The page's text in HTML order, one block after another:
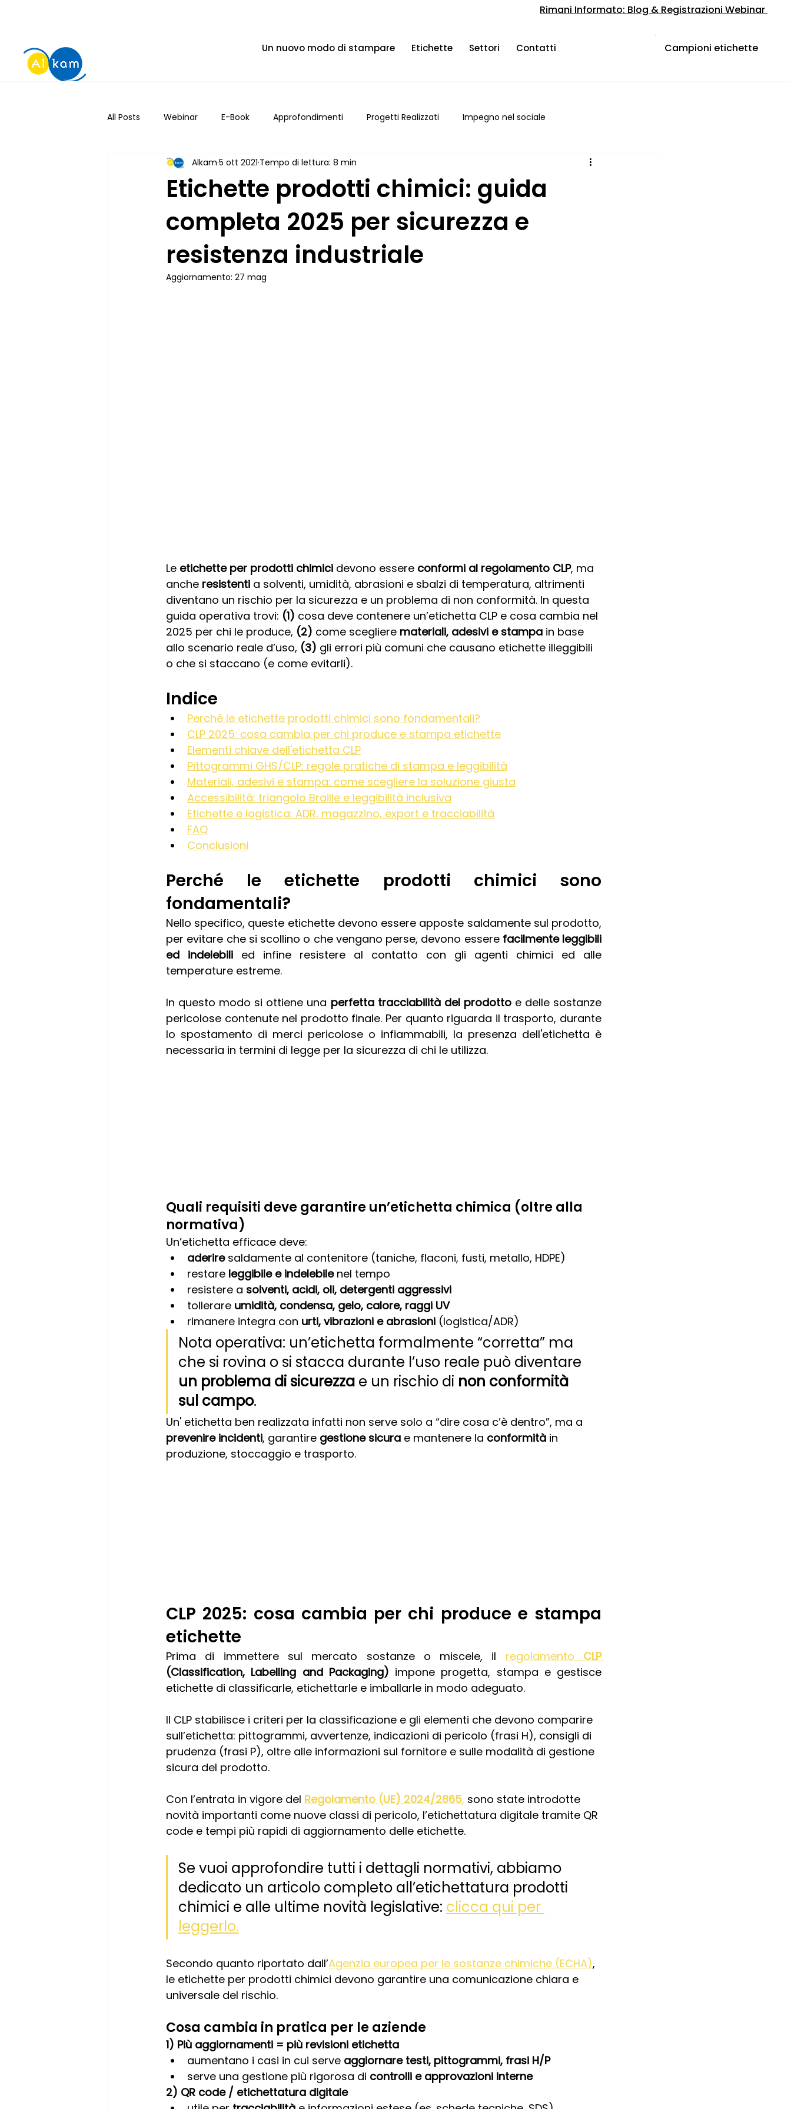
Rimani Informato: Blog & Registrazioni Webinar
Un nuovo modo di stampare Etichette Settori Contatti Campioni etichette
All Posts Webinar E-Book Approfondimenti Progetti Realizzati Impegno nel sociale
Etichette prodotti chimici: guida
completa 2025 per sicurezza e
resistenza industriale
Alkam 5 ott 2021 Tempo di lettura: 8 min
Aggiornamento: 27 mag
Le etichette per prodotti chimici devono essere conformi al regolamento CLP, ma
anche resistenti a solventi, umidità, abrasioni e sbalzi di temperatura, altrimenti
diventano un rischio per la sicurezza e un problema di non conformità. In questa
guida operativa trovi: (1) cosa deve contenere un’etichetta CLP e cosa cambia nel
2025 per chi le produce, (2) come scegliere materiali, adesivi e stampa in base
allo scenario reale d’uso, (3) gli errori più comuni che causano etichette illeggibili
o che si staccano (e come evitarli).
Indice
Perché le etichette prodotti chimici sono fondamentali?
CLP 2025: cosa cambia per chi produce e stampa etichette
Elementi chiave dell'etichetta CLP
Pittogrammi GHS/CLP: regole pratiche di stampa e leggibilità
Materiali, adesivi e stampa: come scegliere la soluzione giusta
Accessibilità: triangolo Braille e leggibilità inclusiva
Etichette e logistica: ADR, magazzino, export e tracciabilità
FAQ
Conclusioni
Perché le etichette prodotti chimici sono
fondamentali?
Nello specifico, queste etichette devono essere apposte saldamente sul prodotto,
per evitare che si scollino o che vengano perse, devono essere facilmente leggibili
ed indelebili ed infine resistere al contatto con gli agenti chimici ed alle
temperature estreme.
In questo modo si ottiene una perfetta tracciabilità del prodotto e delle sostanze
pericolose contenute nel prodotto finale. Per quanto riguarda il trasporto, durante
lo spostamento di merci pericolose o infiammabili, la presenza dell'etichetta è
necessaria in termini di legge per la sicurezza di chi le utilizza.
Quali requisiti deve garantire un’etichetta chimica (oltre alla
normativa)
Un’etichetta efficace deve:
aderire saldamente al contenitore (taniche, flaconi, fusti, metallo, HDPE)
restare leggibile e indelebile nel tempo
resistere a solventi, acidi, oli, detergenti aggressivi
tollerare umidità, condensa, gelo, calore, raggi UV
rimanere integra con urti, vibrazioni e abrasioni (logistica/ADR)
Nota operativa: un’etichetta formalmente “corretta” ma
che si rovina o si stacca durante l’uso reale può diventare
un problema di sicurezza e un rischio di non conformità
sul campo.
Un' etichetta ben realizzata infatti non serve solo a “dire cosa c’è dentro”, ma a
prevenire incidenti, garantire gestione sicura e mantenere la conformità in
produzione, stoccaggio e trasporto.
CLP 2025: cosa cambia per chi produce e stampa
etichette
Prima di immettere sul mercato sostanze o miscele, il regolamento
CLP
(Classification, Labelling and Packaging) impone progetta, stampa e gestisce
etichette di classificarle, etichettarle e imballarle in modo adeguato.
Il CLP stabilisce i criteri per la classificazione e gli elementi che devono comparire
sull’etichetta: pittogrammi, avvertenze, indicazioni di pericolo (frasi H), consigli di
prudenza (frasi P), oltre alle informazioni sul fornitore e sulle modalità di gestione
sicura del prodotto.
Con l’entrata in vigore del Regolamento (UE) 2024/2865, sono state introdotte
novità importanti come nuove classi di pericolo, l’etichettatura digitale tramite QR
code e tempi più rapidi di aggiornamento delle etichette.
Se vuoi approfondire tutti i dettagli normativi, abbiamo
dedicato un articolo completo all’etichettatura prodotti
chimici e alle ultime novità legislative: clicca qui per
leggerlo.
Secondo quanto riportato dall’Agenzia europea per le sostanze chimiche (ECHA),
le etichette per prodotti chimici devono garantire una comunicazione chiara e
universale del rischio.
Cosa cambia in pratica per le aziende
1) Più aggiornamenti = più revisioni etichetta
aumentano i casi in cui serve aggiornare testi, pittogrammi, frasi H/P
serve una gestione più rigorosa di controlli e approvazioni interne
2) QR code / etichettatura digitale